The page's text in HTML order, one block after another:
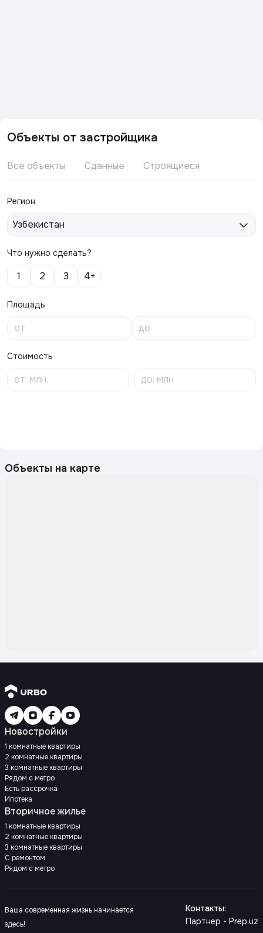
Объекты от застройщика
Все объекты Сданные Строящиеся
Регион
Узбекистан
Что нужно сделать?
1 2 3 4+
Площадь
Стоимость
Объекты на карте
Новостройки
1 комнатные квартиры
2 комнатные квартиры
3 комнатные квартиры
Рядом с метро
Есть рассрочка
Ипотека
Вторичное жилье
1 комнатные квартиры
2 комнатные квартиры
3 комнатные квартиры
С ремонтом
Рядом с метро
Ваша современная жизнь начинается
здесь!
Контакты:
Партнер - Prep.uz